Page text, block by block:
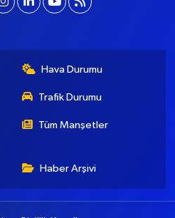
Hava Durumu
Trafik Durumu
Tüm Manşetler
Haber Arşivi